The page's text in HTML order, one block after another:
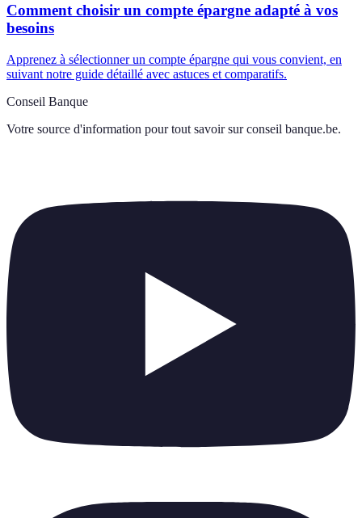
Comment choisir un compte épargne adapté à vos
besoins
Apprenez à sélectionner un compte épargne qui vous convient, en
suivant notre guide détaillé avec astuces et comparatifs.
Conseil Banque
Votre source d'information pour tout savoir sur conseil banque.be.